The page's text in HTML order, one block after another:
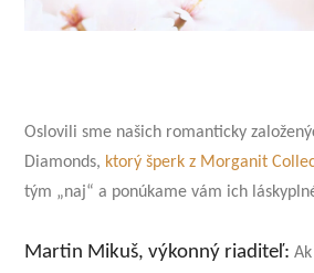
Oslovili sme našich romanticky
Diamonds, ktorý šperk z Morganit
tým „naj“ a ponúkame vám ich
Martin Mikuš, výkonný riaditeľ: